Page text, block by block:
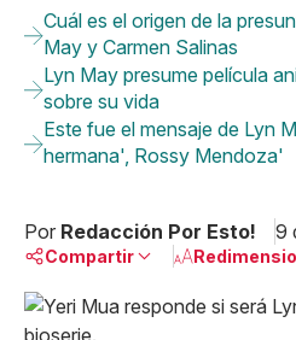
Cuál es el origen de la
May y Carmen Salinas
Lyn May presume película
sobre su vida
Este fue el mensaje de Lyn
hermana', Rossy Mendoza'
Por Redacción Por Esto! 9
Compartir
Linkedin